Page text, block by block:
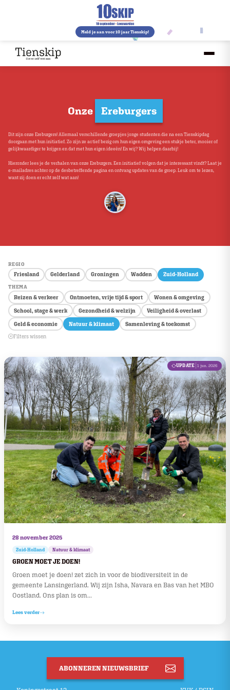
Meld je aan voor 10 jaar Tienskip!
Onze Ereburgers
Dit zijn onze Ereburgers! Allemaal verschillende groepjes jonge studenten die na een Tienskipdag
doorgaan met hun initiatief. Zo zijn ze actief bezig om hun eigen omgeving een stukje beter, mooier of
gelijkwaardiger te krijgen en dat met hun eigen ideeën! En wij? Wij helpen daarbij!
Hieronder lees je de verhalen van onze Ereburgers. Een initiatief volgen dat je interessant vindt? Laat je
e-mailadres achter op de desbetreffende pagina en ontvang updates van de groep. Leuk om te lezen,
want zij doen er echt zelf wat aan!
REGIO
Friesland Gelderland Groningen Wadden Zuid-Holland
THEMA
Reizen & verkeer Ontmoeten, vrije tijd & sport Wonen & omgeving
School, stage & werk Gezondheid & welzijn Veiligheid & overlast
Geld & economie Natuur & klimaat
Samenleving & toekomst
Filters wissen
UPDATE 1 jun. 2026
28 november 2025
Zuid-Holland Natuur & klimaat
GROEN MOET JE DOEN!
Groen moet je doen! zet zich in voor de biodiversiteit in de
gemeente Lansingerland. Wij zijn Isha, Navara en Bas van het MBO
Oostland. Ons plan is om...
Lees verder
ABONNEREN NIEUWSBRIEF